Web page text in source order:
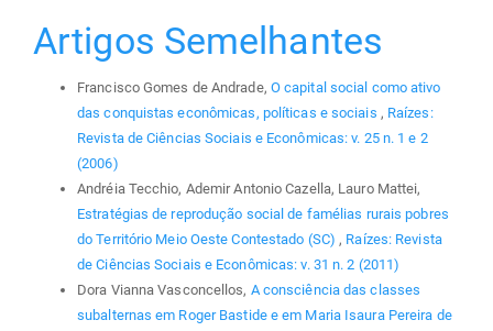
Artigos Semelhantes
Francisco Gomes de Andrade, O capital social como ativo
das conquistas econômicas, políticas e sociais , Raízes:
Revista de Ciências Sociais e Econômicas: v. 25 n. 1 e 2
(2006)
Andréia Tecchio, Ademir Antonio Cazella, Lauro Mattei,
Estratégias de reprodução social de famélias rurais pobres
do Território Meio Oeste Contestado (SC) , Raízes: Revista
de Ciências Sociais e Econômicas: v. 31 n. 2 (2011)
Dora Vianna Vasconcellos, A consciência das classes
subalternas em Roger Bastide e em Maria Isaura Pereira de